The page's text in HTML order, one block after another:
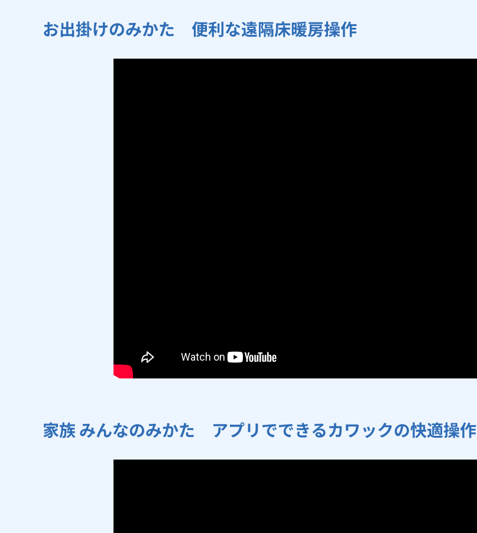
お出掛けのみかた 便利な遠隔床暖房操作
家族 みんなのみかた アプリでできるカワックの快適操作